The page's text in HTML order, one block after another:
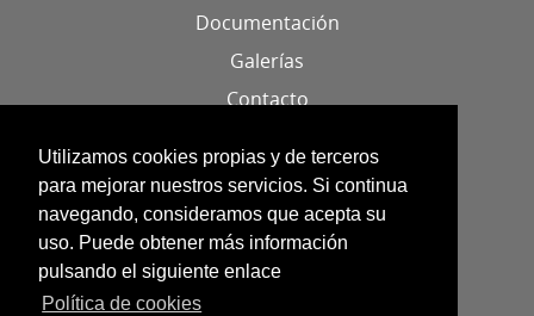
Utilizamos cookies propias y de terceros
para mejorar nuestros servicios. Si continua
navegando, consideramos que acepta su
uso. Puede obtener más información
pulsando el siguiente enlace
Política de cookies
Documentación
Galerías
Contacto
Aviso legal
Política de cookies